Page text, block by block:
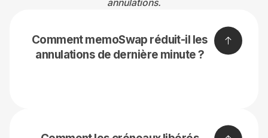
annulations.
Comment memoSwap réduit-il les
annulations de dernière minute ?
Quelques jours avant l'intervention (par exemple